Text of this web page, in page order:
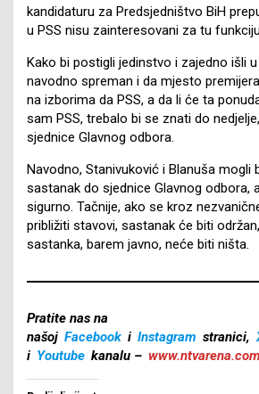
kandidaturu za Predsjedništvo BiH
u PSS nisu zainteresovani za tu
Kako bi postigli jedinstvo i zajedno išli u
navodno spreman i da mjesto
na izborima da PSS, a da li će ta
sam PSS, trebalo bi se znati do
sjednice Glavnog odbora.
Navodno, Stanivuković i Blanuša mogli
sastanak do sjednice Glavnog odbora,
sigurno. Tačnije, ako se kroz
približiti stavovi, sastanak će biti
sastanka, barem javno, neće biti ništa.
Pratite nas na
našoj Facebook i Instagram stranici,
i Youtube kanalu – www.ntvarena.com